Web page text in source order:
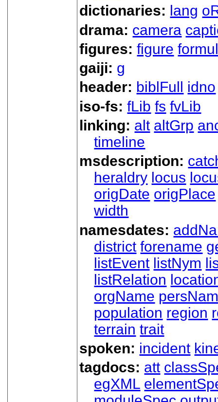
dictionaries: lang
drama: camera
figures:figure
gaiji: g
header: biblFull
idno
iso-fs:fLib fs fvLib
linking: alt altGrp
timeline
msdescription:
heraldry locus
origDate origPlace
width
namesdates:
district forename
listEvent listNym
listRelation
orgName
population region
terrain trait
spoken: incident
tagdocs: att
egXML